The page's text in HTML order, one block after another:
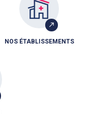
NOS ÉTABLISSEMENTS